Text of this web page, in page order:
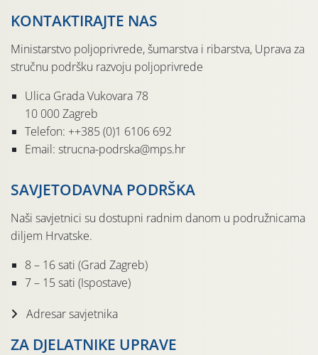
KONTAKTIRAJTE NAS
Ministarstvo poljoprivrede, šumarstva i ribarstva, Uprava za
stručnu podršku razvoju poljoprivrede
Ulica Grada Vukovara 78
10 000 Zagreb
Telefon: ++385 (0)1 6106 692
Email: strucna-podrska@mps.hr
SAVJETODAVNA PODRŠKA
Naši savjetnici su dostupni radnim danom u podružnicama
diljem Hrvatske.
8 – 16 sati (Grad Zagreb)
7 – 15 sati (Ispostave)
Adresar savjetnika
ZA DJELATNIKE UPRAVE